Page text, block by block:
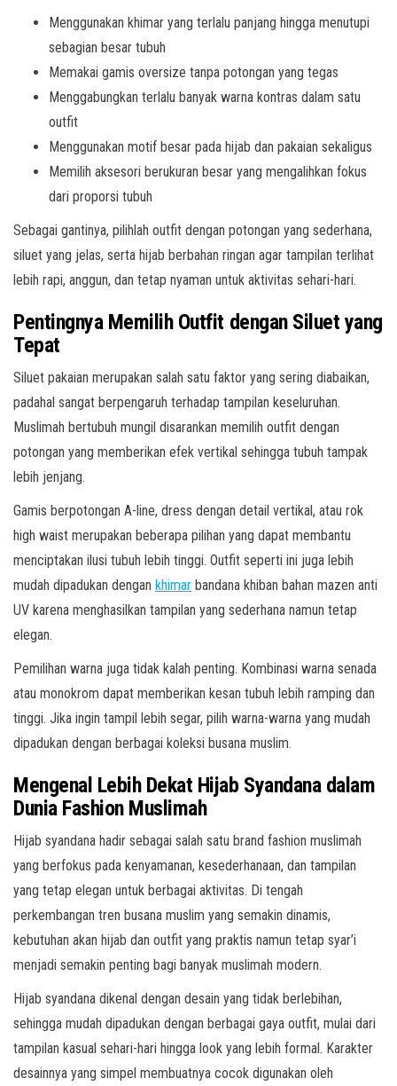
Menggunakan khimar yang terlalu panjang hingga menutupi
sebagian besar tubuh
Memakai gamis oversize tanpa potongan yang tegas
Menggabungkan terlalu banyak warna kontras dalam satu
outfit
Menggunakan motif besar pada hijab dan pakaian sekaligus
Memilih aksesori berukuran besar yang mengalihkan fokus
dari proporsi tubuh
Sebagai gantinya, pilihlah outfit dengan potongan yang sederhana,
siluet yang jelas, serta hijab berbahan ringan agar tampilan terlihat
lebih rapi, anggun, dan tetap nyaman untuk aktivitas sehari-hari.
Pentingnya Memilih Outfit dengan Siluet yang
Tepat
Siluet pakaian merupakan salah satu faktor yang sering diabaikan,
padahal sangat berpengaruh terhadap tampilan keseluruhan.
Muslimah bertubuh mungil disarankan memilih outfit dengan
potongan yang memberikan efek vertikal sehingga tubuh tampak
lebih jenjang.
Gamis berpotongan A-line, dress dengan detail vertikal, atau rok
high waist merupakan beberapa pilihan yang dapat membantu
menciptakan ilusi tubuh lebih tinggi. Outfit seperti ini juga lebih
mudah dipadukan dengan khimar bandana khiban bahan mazen anti
UV karena menghasilkan tampilan yang sederhana namun tetap
elegan.
Pemilihan warna juga tidak kalah penting. Kombinasi warna senada
atau monokrom dapat memberikan kesan tubuh lebih ramping dan
tinggi. Jika ingin tampil lebih segar, pilih warna-warna yang mudah
dipadukan dengan berbagai koleksi busana muslim.
Mengenal Lebih Dekat Hijab Syandana dalam
Dunia Fashion Muslimah
Hijab syandana hadir sebagai salah satu brand fashion muslimah
yang berfokus pada kenyamanan, kesederhanaan, dan tampilan
yang tetap elegan untuk berbagai aktivitas. Di tengah
perkembangan tren busana muslim yang semakin dinamis,
kebutuhan akan hijab dan outfit yang praktis namun tetap syar’i
menjadi semakin penting bagi banyak muslimah modern.
Hijab syandana dikenal dengan desain yang tidak berlebihan,
sehingga mudah dipadukan dengan berbagai gaya outfit, mulai dari
tampilan kasual sehari-hari hingga look yang lebih formal. Karakter
desainnya yang simpel membuatnya cocok digunakan oleh